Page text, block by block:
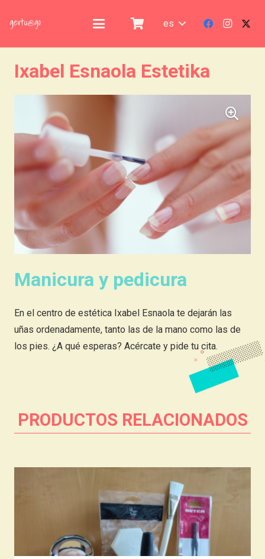
es
Ixabel Esnaola Estetika
Manicura y pedicura
En el centro de estética Ixabel Esnaola te dejarán las
uñas ordenadamente, tanto las de la mano como las de
los pies. ¿A qué esperas? Acércate y pide tu cita.
PRODUCTOS RELACIONADOS